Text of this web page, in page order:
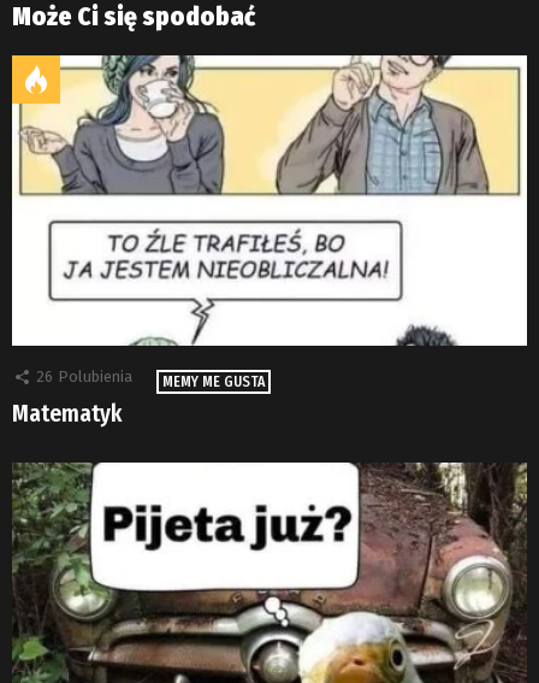
Może Ci się spodobać
26 Polubienia MEMY ME GUSTA
Matematyk